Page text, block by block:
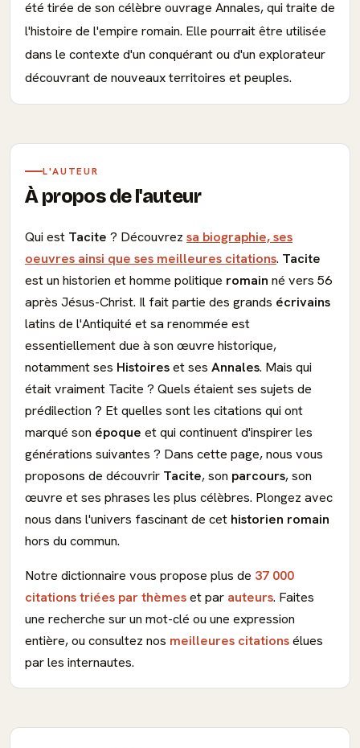
été tirée de son célèbre ouvrage Annales, qui traite de
l'histoire de l'empire romain. Elle pourrait être utilisée
dans le contexte d'un conquérant ou d'un explorateur
découvrant de nouveaux territoires et peuples.
L'AUTEUR
À propos de l'auteur
Qui est Tacite ? Découvrez sa biographie, ses
oeuvres ainsi que ses meilleures citations. Tacite
est un historien et homme politique romain né vers 56
après Jésus-Christ. Il fait partie des grands écrivains
latins de l'Antiquité et sa renommée est
essentiellement due à son œuvre historique,
notamment ses Histoireset ses Annales. Mais qui
était vraiment Tacite ? Quels étaient ses sujets de
prédilection ? Et quelles sont les citations qui ont
marqué son époque et qui continuent d'inspirer les
générations suivantes ? Dans cette page, nous vous
proposons de découvrir Tacite, son parcours, son
œuvre et ses phrases les plus célèbres. Plongez avec
nous dans l'univers fascinant de cet historien romain
hors du commun.
Notre dictionnaire vous propose plus de 37 000
citations triées par thèmeset par auteurs. Faites
une recherche sur un mot-clé ou une expression
entière, ou consultez nos meilleures citationsélues
par les internautes.